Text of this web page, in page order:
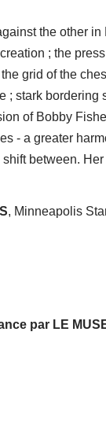
the other
; the
grid of the
; stark bordering
of Bobby
- a greater
between.
, Minneapolis
par LE